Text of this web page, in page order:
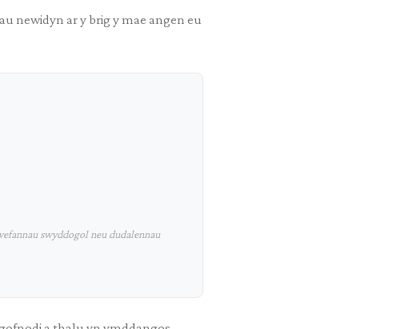
newidyn ar y brig y mae angen eu
swyddogol neu dudalennau